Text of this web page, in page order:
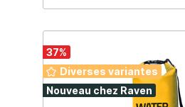
37%
Diverses variantes
Nouveau chez Raven